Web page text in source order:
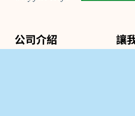
公司介紹 讓